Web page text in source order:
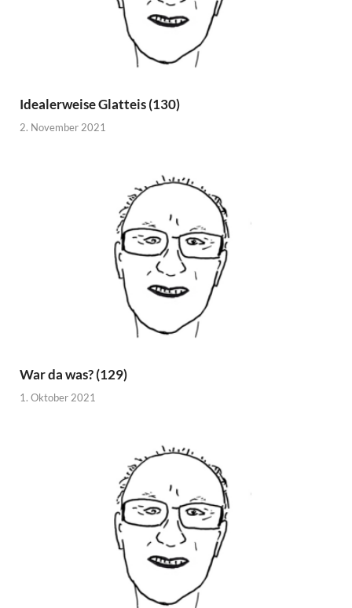
Idealerweise Glatteis (130)
2. November 2021
War da was? (129)
1. Oktober 2021